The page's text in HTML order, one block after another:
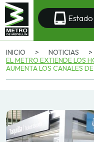
Estado
INICIO > NOTICIAS
>
EL METRO EXTIENDE LOS
AUMENTA LOS CANALES